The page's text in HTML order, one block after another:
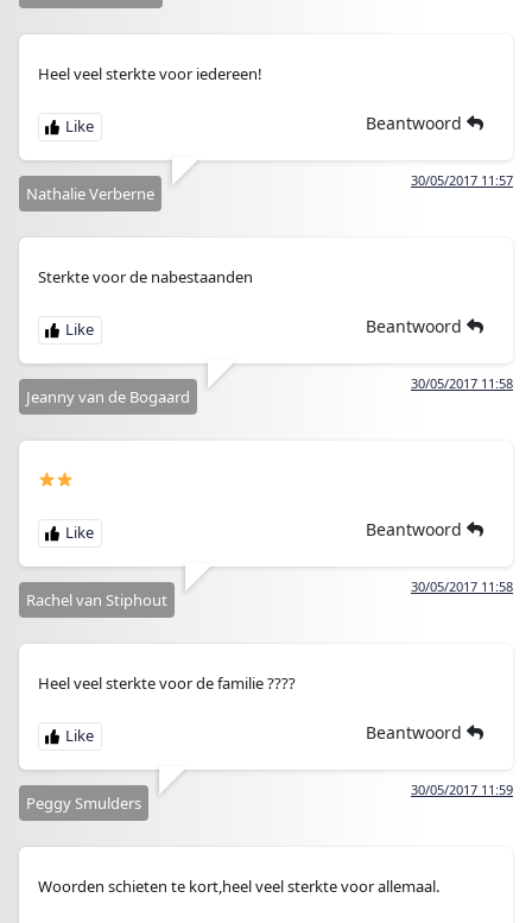
Heel veel sterkte voor iedereen!
Beantwoord
30/05/2017 11:57
Nathalie Verberne
Sterkte voor de nabestaanden
Beantwoord
30/05/2017 11:58
Jeanny van de Bogaard
Beantwoord
30/05/2017 11:58
Rachel van Stiphout
Heel veel sterkte voor de familie ????
Beantwoord
30/05/2017 11:59
Peggy Smulders
Woorden schieten te kort,heel veel sterkte voor allemaal.